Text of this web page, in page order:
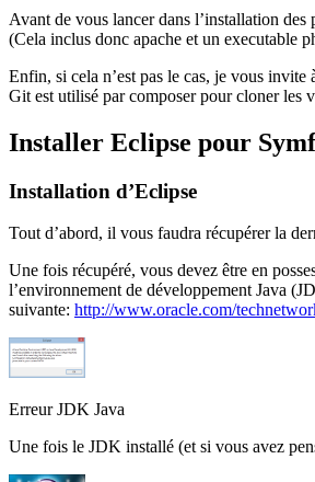
Avant de vous lancer dans l’installation
(Cela inclus donc apache et un executable
Enfin, si cela n’est pas le cas, je vous
Git est utilisé par composer pour cloner les
Installer Eclipse pour
Installation d’Eclipse
Tout d’abord, il vous faudra récupérer la
Une fois récupéré, vous devez être en
l’environnement de développement Java
suivante: http://www.oracle.com/
Erreur JDK Java
Une fois le JDK installé (et si vous avez